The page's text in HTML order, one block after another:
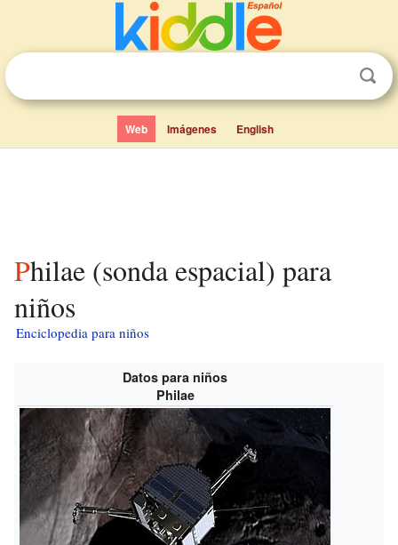
Web Imágenes English
Philae (sonda espacial) para
niños
Enciclopedia para niños
Datos para niños
Philae